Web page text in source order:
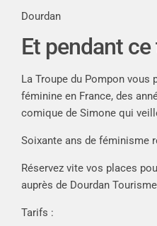
Dourdan
Et pendant
La Troupe du Pompon
féminine en France, des
comique de Simone qui
Soixante ans de féminisme
Réservez vite vos places
auprès de Dourdan
Tarifs :